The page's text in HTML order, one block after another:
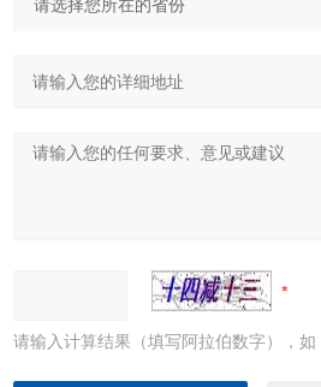
请输入计算结果（填写阿拉伯数字），如